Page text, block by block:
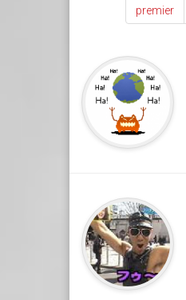
premier